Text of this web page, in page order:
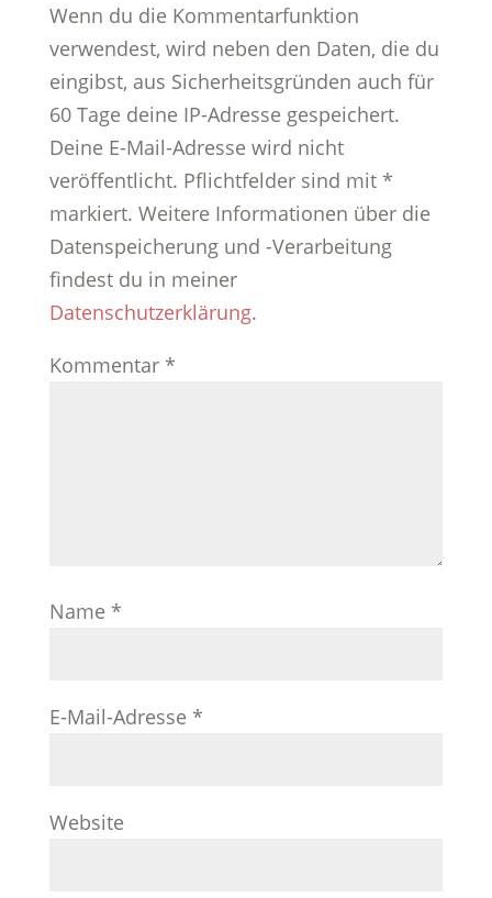
Wenn du die Kommentarfunktion
verwendest, wird neben den Daten, die du
eingibst, aus Sicherheitsgründen auch für
60 Tage deine IP-Adresse gespeichert.
Deine E-Mail-Adresse wird nicht
veröffentlicht. Pflichtfelder sind mit *
markiert. Weitere Informationen über die
Datenspeicherung und -Verarbeitung
findest du in meiner
Datenschutzerklärung.
Kommentar *
Name *
E-Mail-Adresse *
Website